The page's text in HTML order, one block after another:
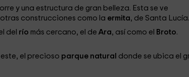
y una estructura de gran belleza. Esta se ve
otras construcciones como la ermita, de Santa Lucía.
del río más cercano, el de Ara, así como el Broto.
el precioso parque natural donde se ubica el